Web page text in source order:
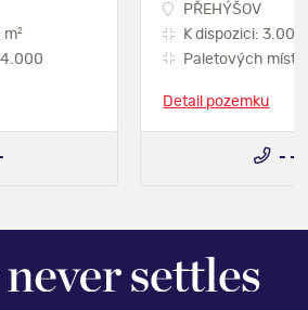
m2
PŘEHÝŠOV
K dispozici: 3.000
Paletových míst:
Detail pozemku
- - -